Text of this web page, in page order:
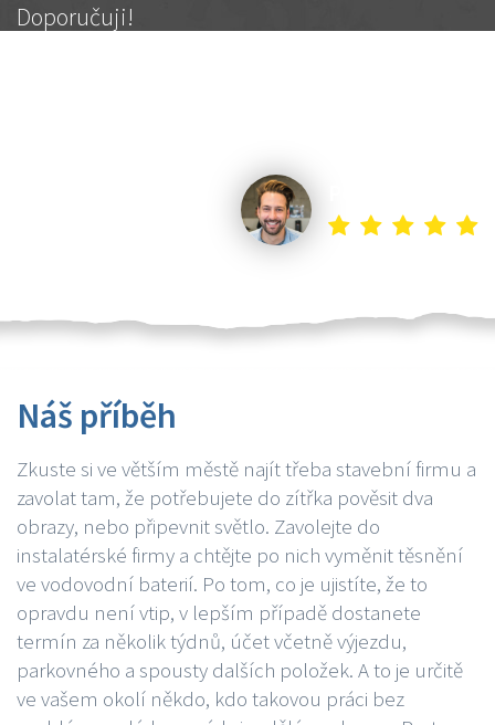
Doporučuji!
Náš příběh
Zkuste si ve větším městě najít třeba stavební firmu a
zavolat tam, že potřebujete do zítřka pověsit dva
obrazy, nebo připevnit světlo. Zavolejte do
instalatérské firmy a chtějte po nich vyměnit těsnění
ve vodovodní baterií. Po tom, co je ujistíte, že to
opravdu není vtip, v lepším případě dostanete
termín za několik týdnů, účet včetně výjezdu,
parkovného a spousty dalších položek. A to je určitě
ve vašem okolí někdo, kdo takovou práci bez